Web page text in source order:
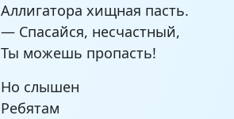
Аллигатора хищная пасть.
— Спасайся, несчастный,
Ты можешь пропасть!
Но слышен
Ребятам